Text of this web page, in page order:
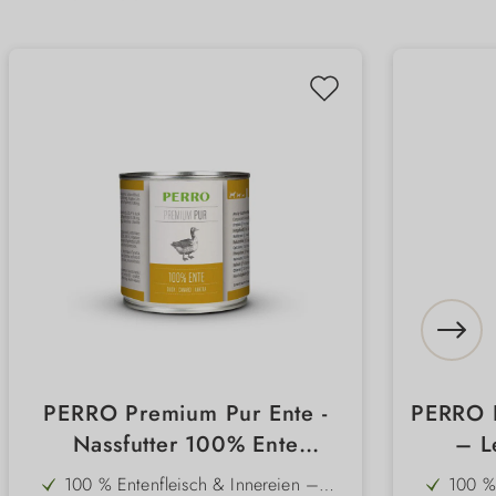
PERRO Premium Pur Ente -
Nassfutter 100% Ente
Monoprotein für sensible &
100 % Entenfleisch & Innereien –
–
100